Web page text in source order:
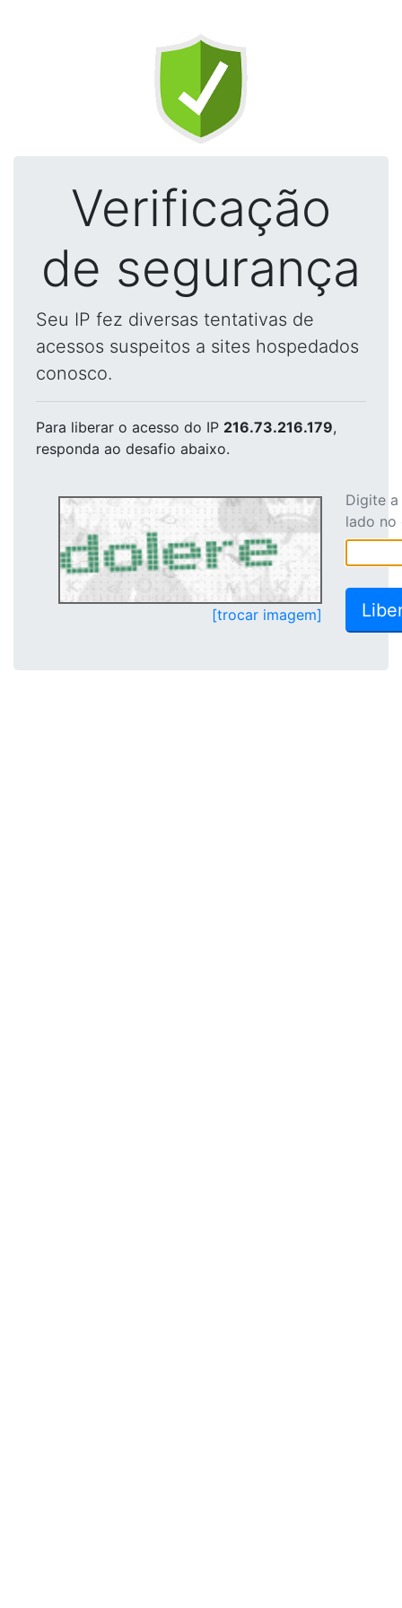
Verificação
de segurança
Seu IP fez diversas tentativas de
acessos suspeitos a sites hospedados
conosco.
Para liberar o acesso do IP 216.73.216.179,
responda ao desafio abaixo.
[trocar imagem]
Digite
lado no